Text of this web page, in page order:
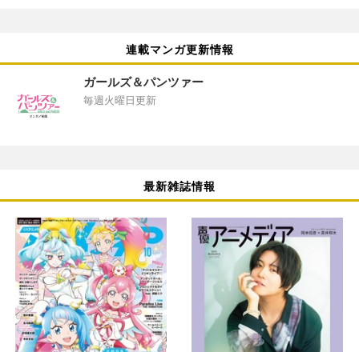
連載マンガ更新情報
ガールズ＆パンツァー
毎週火曜日更新
最新雑誌情報